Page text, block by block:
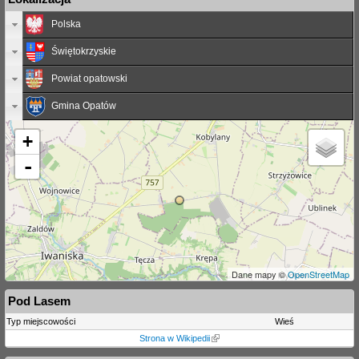
Polska
Świętokrzyskie
Powiat opatowski
Gmina Opatów
+
-
Dane mapy ©OpenStreetMap
Pod Lasem
Typ miejscowości
Wieś
Strona w Wikipedii